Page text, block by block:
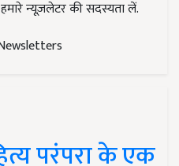
न्यूज़लेटर की सदस्यता लें.
परंपरा के एक